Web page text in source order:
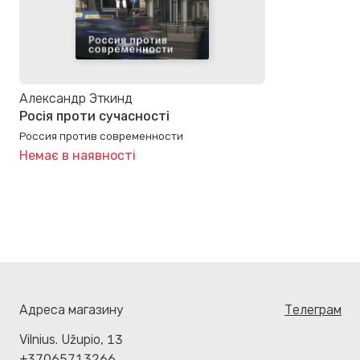
Александр Эткинд
Росія проти сучасності
Россия против современности
Немає в наявності
Адреса магазину
Vilnius. Užupio, 13
Телеграм